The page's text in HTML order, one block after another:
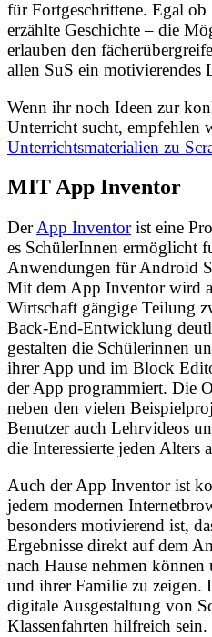
für Fortgeschrittene. Egal
erzählte Geschichte – die
erlauben den
allen SuS ein motivierendes
Wenn ihr noch Ideen zur
Unterricht sucht, empfehlen
Unterrichtsmaterialien zu
MIT App Inventor
DerApp Inventorist eine
es SchülerInnen ermöglicht
Anwendungen für Android
Mit dem App Inventor wird
Wirtschaft gängige Teilung
Back-End-Entwicklung
gestalten die Schülerinnen
ihrer App und im Block
der App programmiert. Die
neben den vielen
Benutzer auch Lehrvideos
die Interessierte jeden Alters
Auch der App Inventor ist
jedem modernen
besonders motivierend ist,
Ergebnisse direkt auf dem
nach Hause nehmen
und ihrer Familie zu zeigen.
digitale Ausgestaltung von
Klassenfahrten hilfreich sein.